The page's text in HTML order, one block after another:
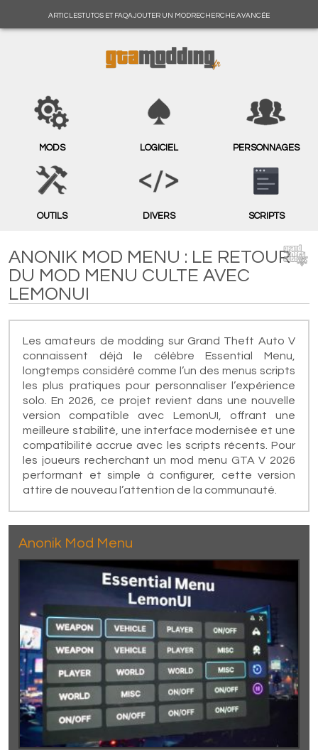
ARTICLESTUTOS ET FAQAJOUTER UN MOD RECHERCHE AVANCÉE
MODS LOGICIEL PERSONNAGES
OUTILS DIVERS SCRIPTS
ANONIK MOD MENU : LE RETOUR
DU MOD MENU CULTE AVEC
LEMONUI
Les amateurs de modding sur Grand Theft Auto V
connaissent déjà le célèbre Essential Menu,
longtemps considéré comme l’un des menus scripts
les plus pratiques pour personnaliser l’expérience
solo. En 2026, ce projet revient dans une nouvelle
version compatible avec LemonUI, offrant une
meilleure stabilité, une interface modernisée et une
compatibilité accrue avec les scripts récents. Pour
les joueurs recherchant un mod menu GTA V 2026
performant et simple à configurer, cette version
attire de nouveau l’attention de la communauté.
Anonik Mod Menu